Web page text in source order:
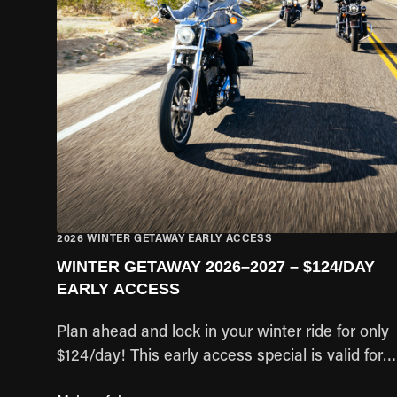
2026 WINTER GETAWAY EARLY ACCESS
WINTER GETAWAY 2026–2027 – $124/DAY
EARLY ACCESS
Plan ahead and lock in your winter ride for only
$124/day! This early access special is valid for